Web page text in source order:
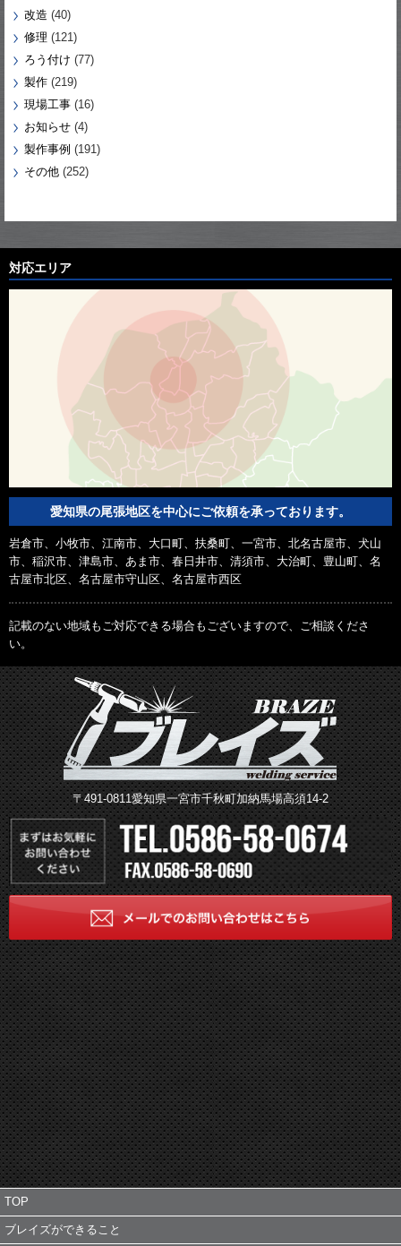
改造 (40)
修理 (121)
ろう付け (77)
製作 (219)
現場工事 (16)
お知らせ (4)
製作事例 (191)
その他 (252)
対応エリア
愛知県の尾張地区を中心にご依頼を承っております。
岩倉市、小牧市、江南市、大口町、扶桑町、一宮市、北名古屋市、犬山
市、稲沢市、津島市、あま市、春日井市、清須市、大治町、豊山町、名
古屋市北区、名古屋市守山区、名古屋市西区
記載のない地域もご対応できる場合もございますので、ご相談くださ
い。
〒491-0811愛知県一宮市千秋町加納馬場高須14-2
TOP
ブレイズができること